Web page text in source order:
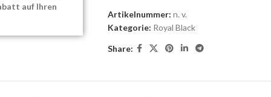
auf Ihren
Artikelnummer: n. v.
Kategorie: Royal Black
Share: